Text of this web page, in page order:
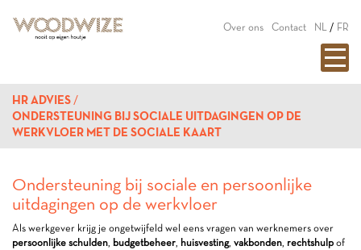
Over ons Contact NL / FR
HR ADVIES
ONDERSTEUNING BIJ SOCIALE UITDAGINGEN OP DE
WERKVLOER MET DE SOCIALE KAART
Ondersteuning bij sociale en persoonlijke
uitdagingen op de werkvloer
Als werkgever krijg je ongetwijfeld wel eens vragen van werknemers over
persoonlijke schulden, budgetbeheer, huisvesting, vakbonden, rechtshulp of